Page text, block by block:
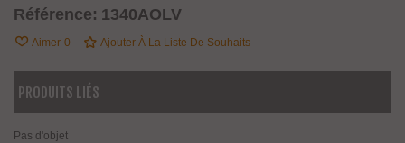
Référence: 1340AOLV
Aimer 0 Ajouter À La Liste De Souhaits
PRODUITS LIÉS
Pas d'objet